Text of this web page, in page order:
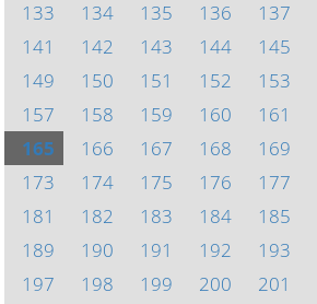
133
134 135 136 137
141
142 143 144 145
149
150 151 152 153
157
158 159 160 161
165
166 167 168 169
173
174 175 176 177
181
182 183 184 185
189
190 191 192 193
197
198 199 200 201